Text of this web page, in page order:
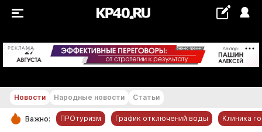
РЕКЛАМА +24...+25 °С
Новости Народные новости Статьи
Важно: ПРОтуризм График отключений воды Клиника